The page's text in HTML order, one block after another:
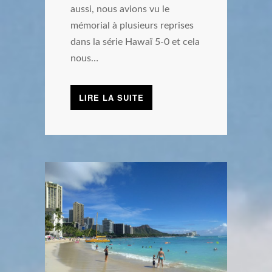
aussi, nous avions vu le
mémorial à plusieurs reprises
dans la série Hawaï 5-0 et cela
nous…
LIRE LA SUITE